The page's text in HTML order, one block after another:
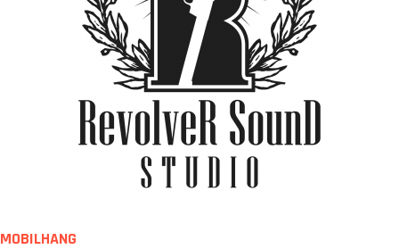
MOBILHANG